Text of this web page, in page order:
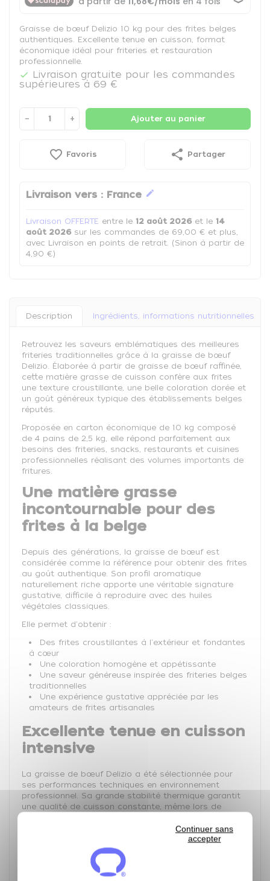
Continuer sans
accepter
Graisse de bœuf Delizio 10 kg pour des frites belges
authentiques. Excellente tenue en cuisson, format
économique idéal pour friteries et restauration
professionnelle.

Livraison gratuite pour les commandes
supérieures à 69 €
− + Ajouter au panier
favorite_border Favoris share Partager
Livraison vers : France edit
Livraison OFFERTE entre le 12 août 2026 et le 14
août 2026 sur les commandes de 69,00 € et plus,
avec Livraison en points de retrait. (Sinon à partir de
4,90 €)
Description Ingrédients, informations nutritionnelles
Retrouvez les saveurs emblématiques des meilleures
friteries traditionnelles grâce à la graisse de bœuf
Delizio. Élaborée à partir de graisse de bœuf raffinée,
cette matière grasse de cuisson confère aux frites
une texture croustillante, une belle coloration dorée et
un goût généreux typique des établissements belges
réputés.
Proposée en carton économique de 10 kg composé
de 4 pains de 2,5 kg, elle répond parfaitement aux
besoins des friteries, snacks, restaurants et cuisines
professionnelles réalisant des volumes importants de
fritures.
Une matière grasse
incontournable pour des
frites à la belge
Depuis des générations, la graisse de bœuf est
considérée comme la référence pour obtenir des frites
au goût authentique. Son profil aromatique
naturellement riche apporte une véritable signature
gustative, difficile à reproduire avec des huiles
végétales classiques.
Elle permet d'obtenir :
Des frites croustillantes à l'extérieur et fondantes
à cœur
Une coloration homogène et appétissante
Une saveur généreuse inspirée des friteries belges
traditionnelles
Une expérience gustative appréciée par les
amateurs de frites artisanales
Excellente tenue en cuisson
intensive
La graisse de bœuf Delizio a été sélectionnée pour
ses performances techniques en environnement
professionnel. Sa grande stabilité thermique garantit
une qualité de cuisson constante, même lors de
Résistance élevée aux températures de friture
Bonne conservation des qualités gustatives
Longévité accrue du bain de friture